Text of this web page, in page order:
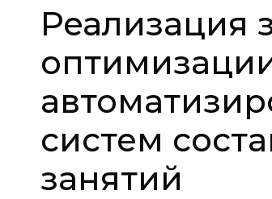
Реализация
систем
занятий